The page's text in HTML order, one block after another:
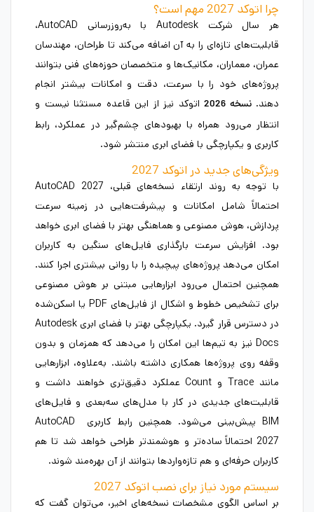
چرا اتوکد 2027 مهم است؟
هر سال شرکت Autodesk با به‌روزرسانی AutoCAD،
قابلیت‌های تازه‌ای را به آن اضافه می‌کند تا طراحان، مهندسان
عمران، معماران، مکانیک‌ها و متخصصان حوزه‌های فنی بتوانند
پروژه‌های خود را با سرعت، دقت و امکانات بیشتر انجام
دهند.نسخه 2026
اتوکد نیز از این قاعده مستثنا نیست و
انتظار می‌رود همراه با بهبودهای چشم‌گیر در عملکرد، رابط
کاربری و یکپارچگی با فضای ابری منتشر شود.
ویژگی‌های جدید در اتوکد 2027
با توجه به روند ارتقاء نسخه‌های قبلی، AutoCAD 2027
احتمالاً شامل امکانات و پیشرفت‌هایی در زمینه سرعت
پردازش، هوش مصنوعی و هماهنگی بهتر با فضای ابری خواهد
بود. افزایش سرعت بارگذاری فایل‌های سنگین به کاربران
امکان می‌دهد پروژه‌های پیچیده را با روانی بیشتری اجرا کنند.
همچنین احتمال می‌رود ابزارهایی مبتنی بر هوش مصنوعی
برای تشخیص خطوط و اشکال از فایل‌های PDF یا اسکن‌شده
در دسترس قرار گیرد. یکپارچگی بهتر با فضای ابری Autodesk
Docs نیز به تیم‌ها این امکان را می‌دهد که همزمان و بدون
وقفه روی پروژه‌ها همکاری داشته باشند. به‌علاوه، ابزارهایی
مانند Trace و Count عملکرد دقیق‌تری خواهند داشت و
قابلیت‌های جدیدی در کار با مدل‌های سه‌بعدی و فایل‌های
BIM پیش‌بینی می‌شود. همچنین رابط کاربری AutoCAD
2027احتمالاً ساده‌تر و هوشمندتر طراحی خواهد شد تا هم
کاربران حرفه‌ای و هم تازه‌واردها بتوانند از آن بهره‌مند شوند.
سیستم مورد نیاز برای نصب اتوکد 2027
بر اساس الگوی مشخصات نسخه‌های اخیر، می‌توان گفت که